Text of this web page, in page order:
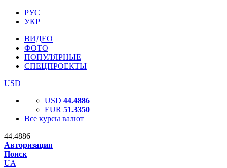
РУС
УКР
ВИДЕО
ФОТО
ПОПУЛЯРНЫЕ
СПЕЦПРОЕКТЫ
USD
USD 44.4886
EUR 51.3350
Все курсы валют
44.4886
Авторизация
Поиск
UA